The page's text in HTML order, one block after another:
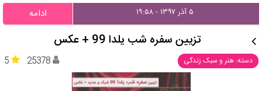
۵ آذر ۱۳۹۷ - ۱۹:۵۸ ادامه
تزیین سفره شب یلدا 99 + عکس
دسته: هنر و سبک زندگی 5 25378